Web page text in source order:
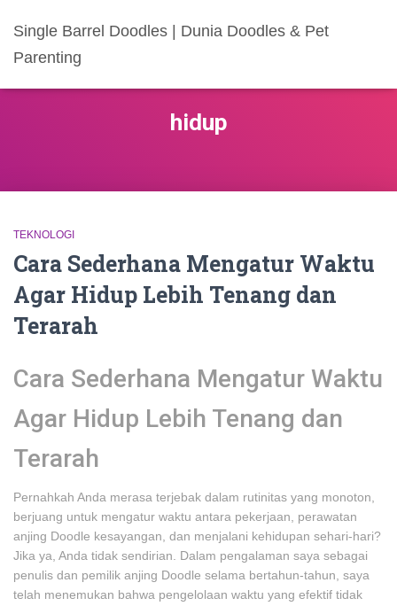
Single Barrel Doodles | Dunia Doodles & Pet
Parenting
hidup
TEKNOLOGI
Cara Sederhana Mengatur Waktu
Agar Hidup Lebih Tenang dan
Terarah
Cara Sederhana Mengatur Waktu
Agar Hidup Lebih Tenang dan
Terarah
Pernahkah Anda merasa terjebak dalam rutinitas yang monoton,
berjuang untuk mengatur waktu antara pekerjaan, perawatan
anjing Doodle kesayangan, dan menjalani kehidupan sehari-hari?
Jika ya, Anda tidak sendirian. Dalam pengalaman saya sebagai
penulis dan pemilik anjing Doodle selama bertahun-tahun, saya
telah menemukan bahwa pengelolaan waktu yang efektif tidak